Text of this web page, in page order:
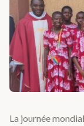
La journée